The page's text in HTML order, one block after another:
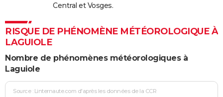
Central et Vosges.
RISQUE DE PHÉNOMÈNE MÉTÉOROLOGIQUE À
LAGUIOLE
Nombre de phénomènes météorologiques à
Laguiole
Source : Linternaute.com d'après les données de la CCR